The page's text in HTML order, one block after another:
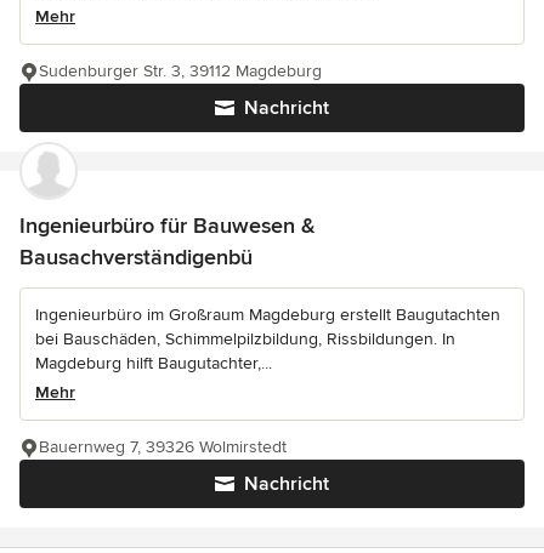
Mehr
Nachricht
Sudenburger Str. 3, 39112 Magdeburg
Ingenieurbüro für Bauwesen &
Bausachverständigenbü
Ingenieurbüro im Großraum Magdeburg erstellt Baugutachten
bei Bauschäden, Schimmelpilzbildung, Rissbildungen. In
Magdeburg hilft Baugutachter,...
Mehr
Nachricht
Bauernweg 7, 39326 Wolmirstedt